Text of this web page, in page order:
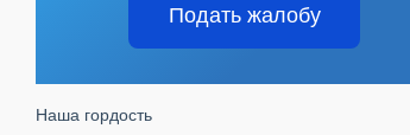
Подать жалобу
Наша гордость